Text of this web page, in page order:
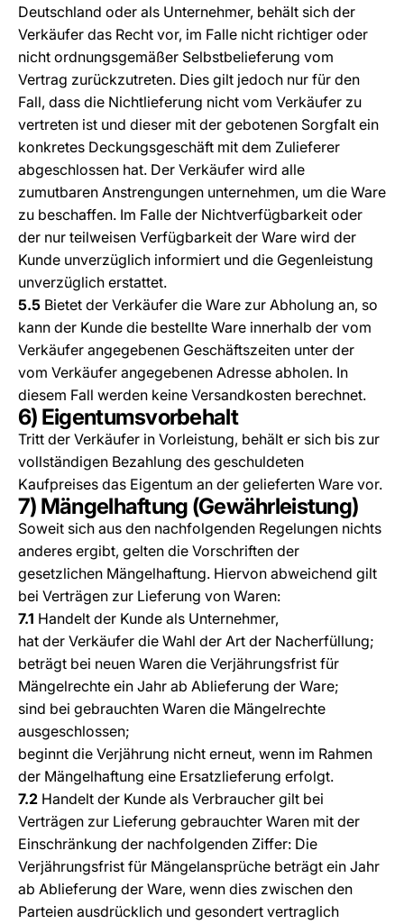
Deutschland oder als Unternehmer, behält sich der
Verkäufer das Recht vor, im Falle nicht richtiger oder
nicht ordnungsgemäßer Selbstbelieferung vom
Vertrag zurückzutreten. Dies gilt jedoch nur für den
Fall, dass die Nichtlieferung nicht vom Verkäufer zu
vertreten ist und dieser mit der gebotenen Sorgfalt ein
konkretes Deckungsgeschäft mit dem Zulieferer
abgeschlossen hat. Der Verkäufer wird alle
zumutbaren Anstrengungen unternehmen, um die Ware
zu beschaffen. Im Falle der Nichtverfügbarkeit oder
der nur teilweisen Verfügbarkeit der Ware wird der
Kunde unverzüglich informiert und die Gegenleistung
unverzüglich erstattet.
5.5 Bietet der Verkäufer die Ware zur Abholung an, so
kann der Kunde die bestellte Ware innerhalb der vom
Verkäufer angegebenen Geschäftszeiten unter der
vom Verkäufer angegebenen Adresse abholen. In
diesem Fall werden keine Versandkosten berechnet.
6) Eigentumsvorbehalt
Tritt der Verkäufer in Vorleistung, behält er sich bis zur
vollständigen Bezahlung des geschuldeten
Kaufpreises das Eigentum an der gelieferten Ware vor.
7) Mängelhaftung (Gewährleistung)
Soweit sich aus den nachfolgenden Regelungen nichts
anderes ergibt, gelten die Vorschriften der
gesetzlichen Mängelhaftung. Hiervon abweichend gilt
bei Verträgen zur Lieferung von Waren:
7.1 Handelt der Kunde als Unternehmer,
hat der Verkäufer die Wahl der Art der Nacherfüllung;
beträgt bei neuen Waren die Verjährungsfrist für
Mängelrechte ein Jahr ab Ablieferung der Ware;
sind bei gebrauchten Waren die Mängelrechte
ausgeschlossen;
beginnt die Verjährung nicht erneut, wenn im Rahmen
der Mängelhaftung eine Ersatzlieferung erfolgt.
7.2 Handelt der Kunde als Verbraucher gilt bei
Verträgen zur Lieferung gebrauchter Waren mit der
Einschränkung der nachfolgenden Ziffer: Die
Verjährungsfrist für Mängelansprüche beträgt ein Jahr
ab Ablieferung der Ware, wenn dies zwischen den
Parteien ausdrücklich und gesondert vertraglich